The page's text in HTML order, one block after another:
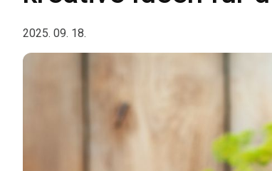
2025. 09. 18.